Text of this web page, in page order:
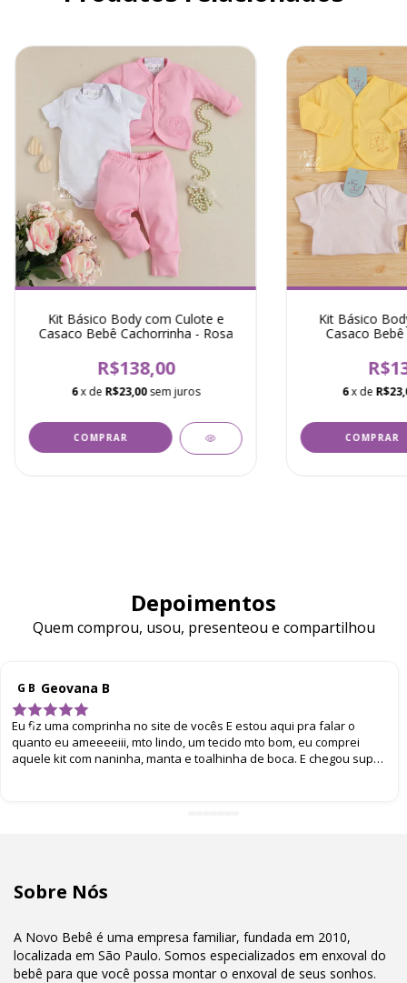
Kit Básico Body com Culote e
Casaco Bebê Cachorrinha - Rosa
R$138,00
6x de R$23,00 sem juros
COMPRAR
Kit Básico
Casaco
6x de
COMPRAR
Depoimentos
Quem comprou, usou, presenteou e compartilhou
G B Geovana B
Eu fiz uma comprinha no site de vocês E estou aqui pra falar o
quanto eu ameeeeiii, mto lindo, um tecido mto bom, eu comprei
aquele kit com naninha, manta e toalhinha de boca. E chegou super
Sobre Nós
A Novo Bebê é uma empresa familiar, fundada em 2010,
localizada em São Paulo. Somos especializados em enxoval do
bebê para que você possa montar o enxoval de seus sonhos.